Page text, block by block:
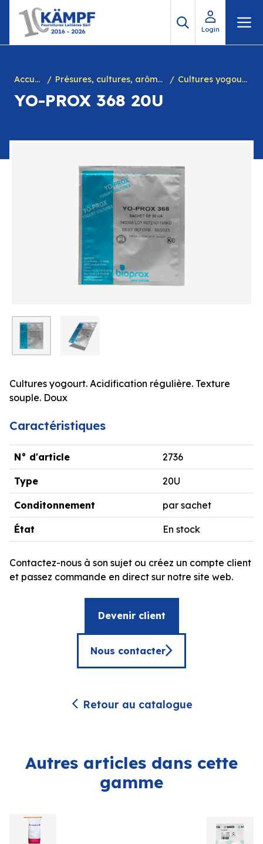
contenu
Login
Accueil Présures, cultures, arôme à yogourt, marques, chiffres en caséine et divers Cultures yogourts
YO-PROX 368 20U
Cultures yogourt. Acidification régulière. Texture
souple. Doux
Caractéristiques
N° d'article 2736
Type 20U
Conditonnement par sachet
État En stock
Contactez-nous à son sujet ou créez un compte client
et passez commande en direct sur notre site web.
Devenir client
Nous contacter
Retour au catalogue
Autres articles dans cette
gamme